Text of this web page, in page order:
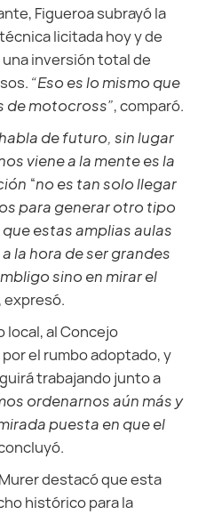
Figueroa subrayó la
licitada hoy y de
inversión total de
“Eso es lo mismo que
de motocross”, comparó.
de futuro, sin lugar
viene a la mente es la
“no es tan solo llegar
para generar otro tipo
estas amplias aulas
la hora de ser grandes
sino en mirar el
, expresó.
local, al Concejo
el rumbo adoptado, y
trabajando junto a
ordenarnos aún más y
puesta en que el
destacó que esta
histórico para la